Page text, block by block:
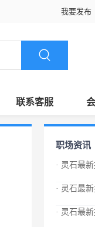
我要发布
联系客服
职场资讯
· 灵石最
· 灵石最
· 灵石最